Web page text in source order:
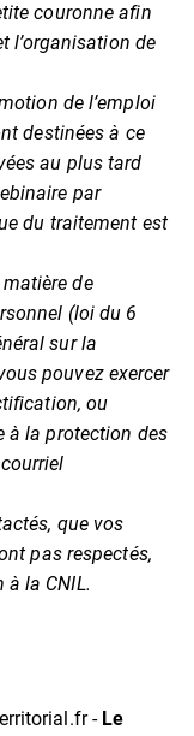
couronne afin
l’organisation de
de l’emploi
destinées à ce
au plus tard
par
du traitement est
de
(loi du 6
sur la
pouvez exercer
ou
à la protection des
que vos
pas respectés,
la CNIL.
- Le